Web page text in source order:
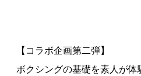
【コラボ企画第二弾】
ボクシングの基礎を素人が